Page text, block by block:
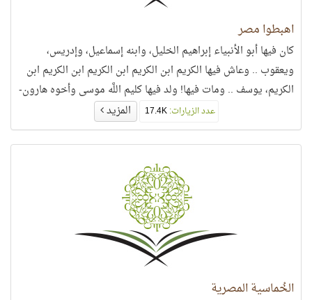
اهبطوا مصر
كان فيها أبو الأنبياء إبراهيم الخليل، وابنه إسماعيل، وإدريس،
ويعقوب .. وعاش فيها الكريم ابن الكريم ابن الكريم ابن الكريم ابن
الكريم، يوسف .. ومات فيها! ولد فيها كليم اللَّه موسى وأخوه هارون-
عليهما السلام-. منها تزوّج إبراهيم الخليل هاجر، فأنجب منها
إسماعيل- عليهما السلام-، ومنها تزوّج سيد ولد آدم مُحمَّد ماريّا
فأنجب منها ابنه إبراهيم!
عدد الزيارات:17.4K المزيد
الخُماسية المصرية